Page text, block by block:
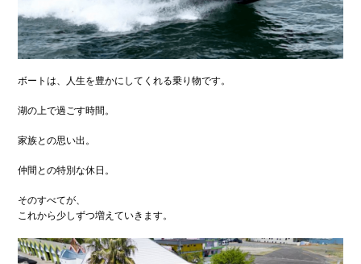
ボートは、人生を豊かにしてくれる乗り物です。
湖の上で過ごす時間。
家族との思い出。
仲間との特別な休日。
そのすべてが、
これから少しずつ増えていきます。